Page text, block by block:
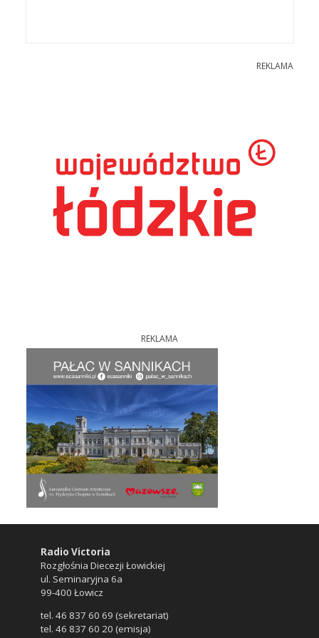
REKLAMA
REKLAMA
Radio Victoria
Rozgłośnia Diecezji Łowickiej
ul. Seminaryjna 6a
99-400 Łowicz
tel. 46 837 60 69 (sekretariat)
tel. 46 837 60 20 (emisja)